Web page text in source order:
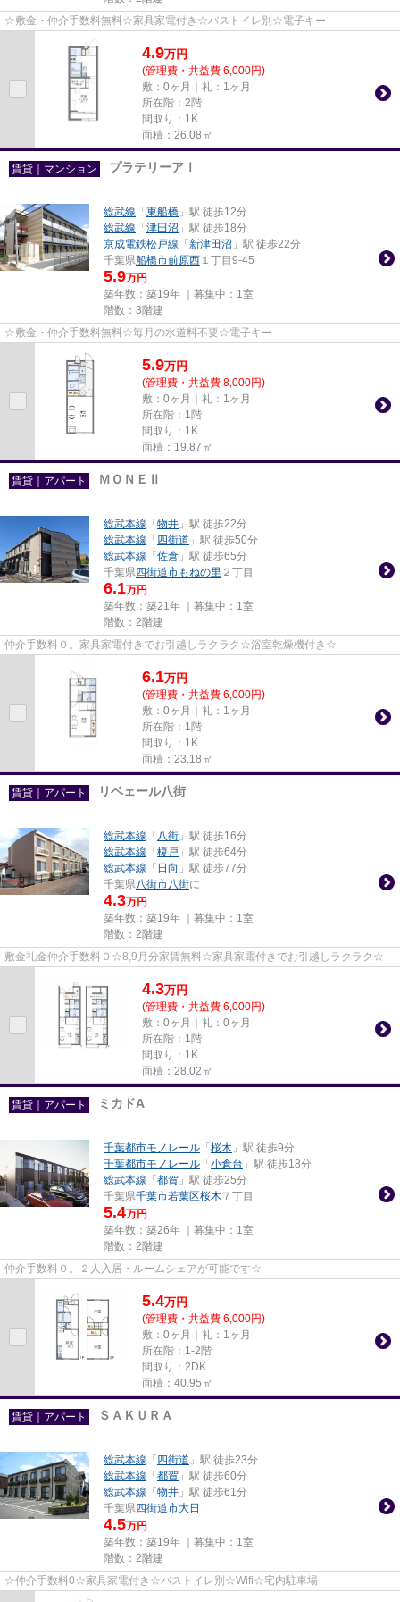
☆敷金・仲介手数料無料☆家具家電付き☆バストイレ別☆電子キー
4.9万円
(管理費・共益費 6,000円)
敷：0ヶ月｜礼：1ヶ月
所在階：2階
間取り：1K
面積：26.08㎡
賃貸｜マンション プラテリーアⅠ
総武線 「 東船橋 」駅 徒歩12分
総武線 「 津田沼 」駅 徒歩18分
京成電鉄松戸線 「 新津田沼 」駅 徒歩22分
千葉県船橋市前原西 １丁目9-45
5.9万円
築年数：築19年 ｜募集中： 1室
階数：3階建
☆敷金・仲介手数料無料☆毎月の水道料不要☆電子キー
5.9万円
(管理費・共益費 8,000円)
敷：0ヶ月｜礼：1ヶ月
所在階：1階
間取り：1K
面積：19.87㎡
賃貸｜アパート ＭＯＮＥⅡ
総武本線 「 物井 」駅 徒歩22分
総武本線 「 四街道 」駅 徒歩50分
総武本線 「 佐倉 」駅 徒歩65分
千葉県四街道市もねの里 ２丁目
6.1万円
築年数：築21年 ｜募集中： 1室
階数：2階建
仲介手数料０。家具家電付きでお引越しラクラク☆浴室乾燥機付き☆
6.1万円
(管理費・共益費 6,000円)
敷：0ヶ月｜礼：1ヶ月
所在階：1階
間取り：1K
面積：23.18㎡
賃貸｜アパート リベェール八街
総武本線 「 八街 」駅 徒歩16分
総武本線 「 榎戸 」駅 徒歩64分
総武本線 「 日向 」駅 徒歩77分
千葉県八街市八街に
4.3万円
築年数：築19年 ｜募集中： 1室
階数：2階建
敷金礼金仲介手数料０☆8,9月分家賃無料☆家具家電付きでお引越しラクラク☆
4.3万円
(管理費・共益費 6,000円)
敷：0ヶ月｜礼：0ヶ月
所在階：1階
間取り：1K
面積：28.02㎡
賃貸｜アパート ミカドA
千葉都市モノレール 「 桜木 」駅 徒歩9分
千葉都市モノレール 「 小倉台 」駅 徒歩18分
総武本線 「 都賀 」駅 徒歩25分
千葉県千葉市若葉区桜木 ７丁目
5.4万円
築年数：築26年 ｜募集中： 1室
階数：2階建
仲介手数料０。２人入居・ルームシェアが可能です☆
5.4万円
(管理費・共益費 6,000円)
敷：0ヶ月｜礼：1ヶ月
所在階：1-2階
間取り：2DK
面積：40.95㎡
賃貸｜アパート ＳＡＫＵＲＡ
総武本線 「 四街道 」駅 徒歩23分
総武本線 「 都賀 」駅 徒歩60分
総武本線 「 物井 」駅 徒歩61分
千葉県四街道市大日
4.5万円
築年数：築19年 ｜募集中： 1室
階数：2階建
☆仲介手数料0☆家具家電付き☆バストイレ別☆Wifi☆宅内駐車場